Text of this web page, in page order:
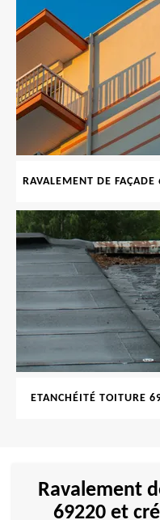
RAVALEMENT DE FAÇADE
ETANCHÉITÉ TOITURE
Ravalement
69220 et